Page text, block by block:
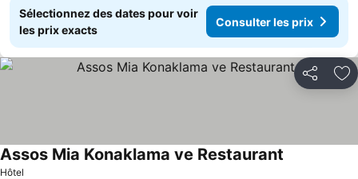
Sélectionnez des dates pour voir
les prix exacts
Consulter les prix
Partager
Hôtel
Assos Mia Konaklama ve Restaurant